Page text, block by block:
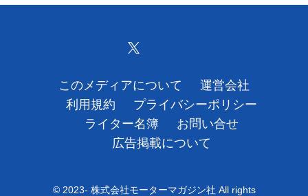
このメディアについて
運営会社
利用規約
プライバシーポリシー
ライター名簿
お問い合せ
広告掲載について
© 2023- 株式会社モーターマガジン社 All rights